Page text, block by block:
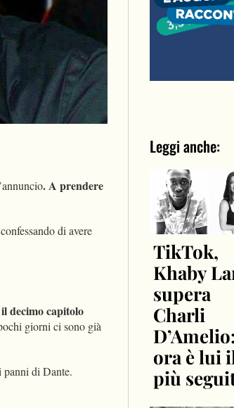
. A prendere
di avere
decimo capitolo
giorni ci sono già
panni di Dante.
Leggi anche:
TikTok,
Khaby
supera
Charli
D’Amelio:
ora è lui
più